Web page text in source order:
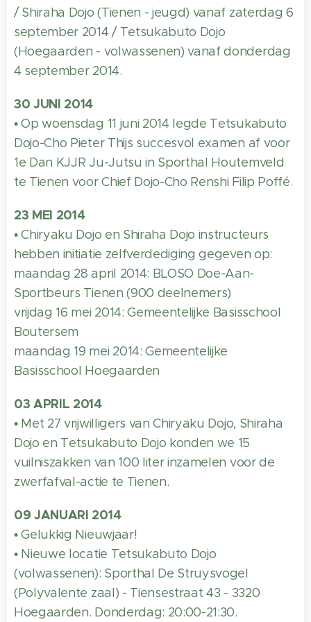
/ Shiraha Dojo (Tienen - jeugd) vanaf zaterdag 6
september 2014 / Tetsukabuto Dojo
(Hoegaarden - volwassenen) vanaf donderdag
4 september 2014.
30 JUNI 2014
• Op woensdag 11 juni 2014 legde Tetsukabuto
Dojo-Cho Pieter Thijs succesvol examen af voor
1e Dan KJJR Ju-Jutsu in Sporthal Houtemveld
te Tienen voor Chief Dojo-Cho Renshi Filip Poffé.
23 MEI 2014
• Chiryaku Dojo en Shiraha Dojo instructeurs
hebben initiatie zelfverdediging gegeven op:
maandag 28 april 2014: BLOSO Doe-Aan-
Sportbeurs Tienen (900 deelnemers)
vrijdag 16 mei 2014: Gemeentelijke Basisschool
Boutersem
maandag 19 mei 2014: Gemeentelijke
Basisschool Hoegaarden
03 APRIL 2014
• Met 27 vrijwilligers van Chiryaku Dojo, Shiraha
Dojo en Tetsukabuto Dojo konden we 15
vuilniszakken van 100 liter inzamelen voor de
zwerfafval-actie te Tienen.
09 JANUARI 2014
• Gelukkig Nieuwjaar!
• Nieuwe locatie Tetsukabuto Dojo
(volwassenen): Sporthal De Struysvogel
(Polyvalente zaal) - Tiensestraat 43 - 3320
Hoegaarden. Donderdag: 20:00-21:30.